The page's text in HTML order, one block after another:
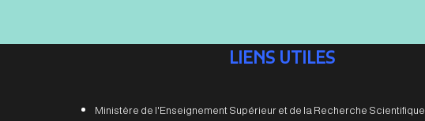
LIENS UTILES
Ministère de l'Enseignement Supérieur et de la Recherche Scientifique